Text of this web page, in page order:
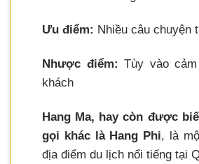
Ưu điểm: Nhiều câu chuyện
Nhược điểm: Tùy vào
khách
Hang Ma, hay còn được
gọi khác là Hang Phi, là
địa điểm du lịch nổi tiếng tại